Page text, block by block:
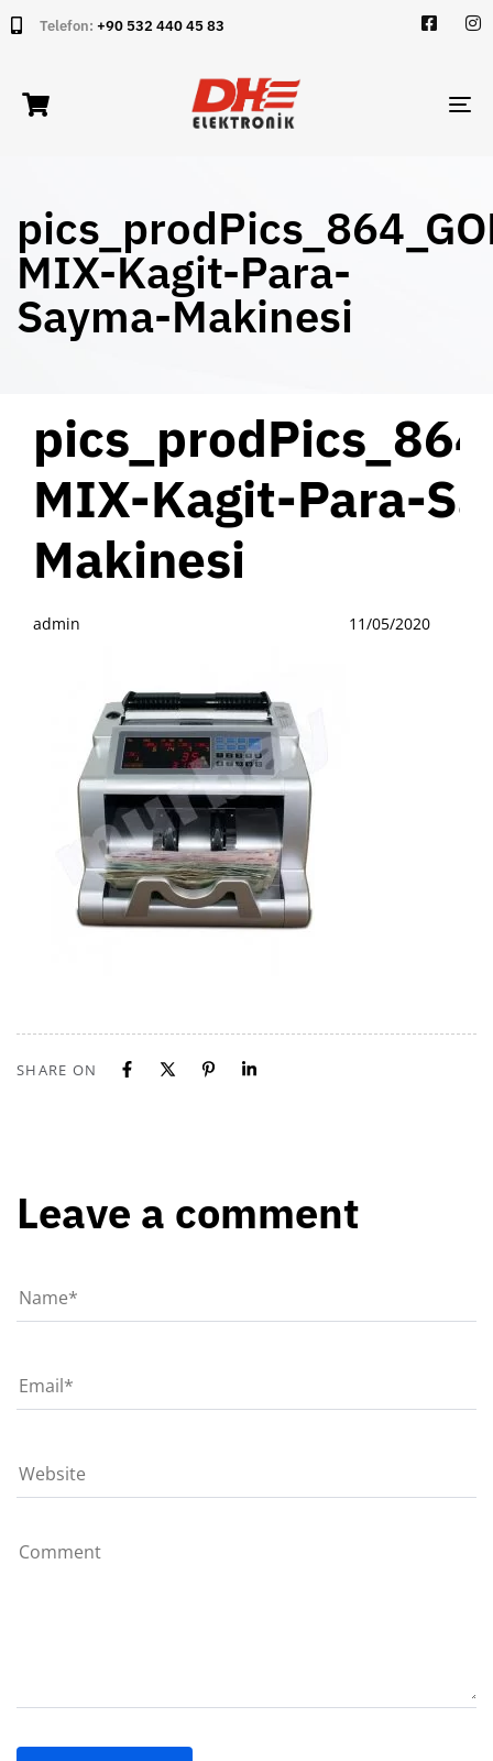
Telefon: +90 532 440 45 83
MIX-Kagit-Para-
Sayma-Makinesi
IN:
MIX-Kagit-Para-
Makinesi
admin
on:
11/05/2020
SHARE ON
Leave a comment